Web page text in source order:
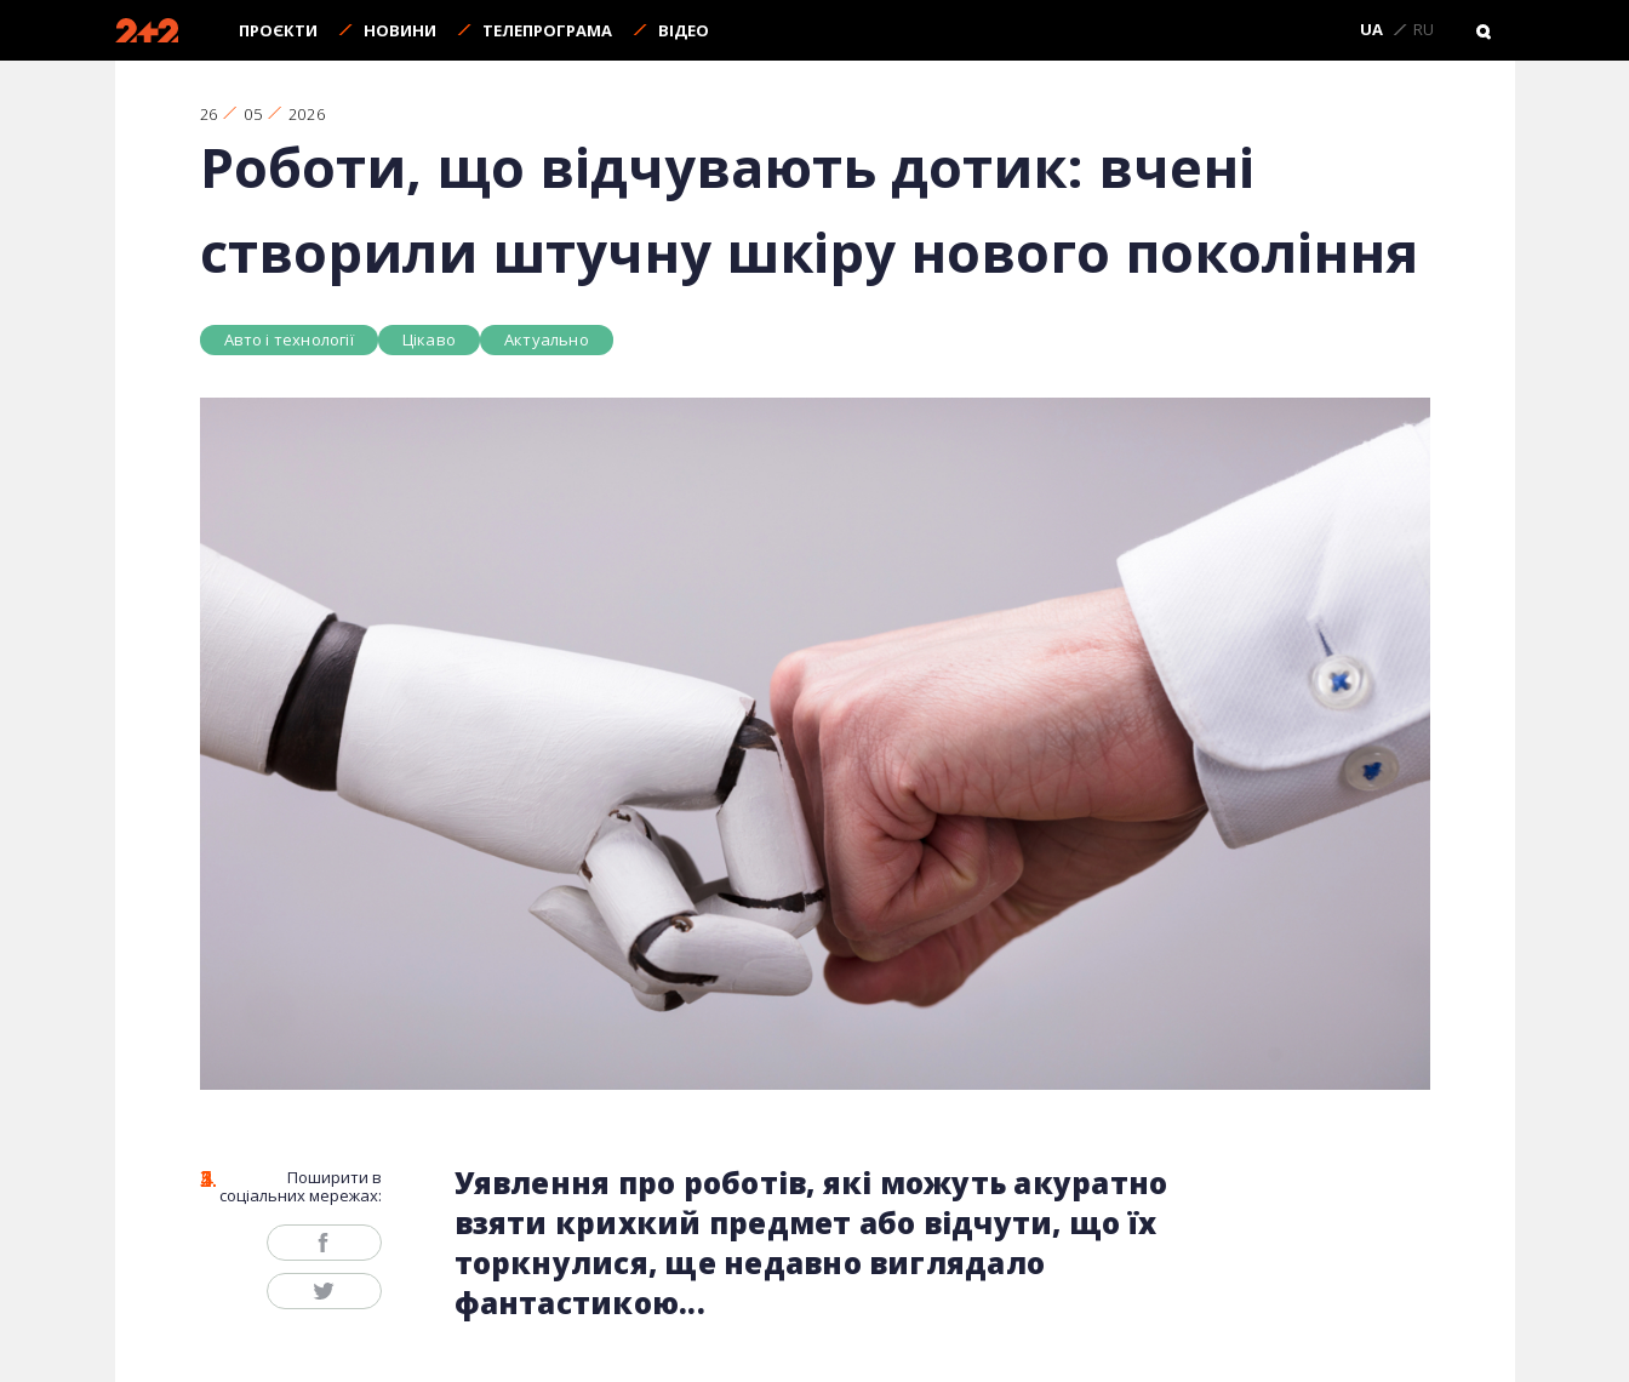
ПРОЄКТИ НОВИНИ ТЕЛЕПРОГРАМА ВІДЕО UA RU
26 05 2026
Роботи, що відчувають дотик: вчені
створили штучну шкіру нового покоління
Авто і технології Цікаво Актуально
Поширити в
соціальних мережах:
Уявлення про роботів, які можуть акуратно
взяти крихкий предмет або відчути, що їх
торкнулися, ще недавно виглядало
фантастикою...